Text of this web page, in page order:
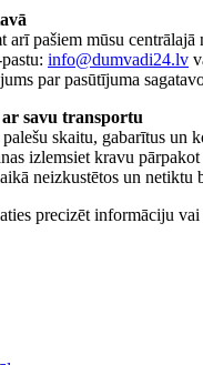
arī pašiem mūsu
info@dumvadi24.lv
par pasūtījuma
savu transportu
skaitu, gabarītus un
izlemsiet kravu
neizkustētos un
precizēt informāciju